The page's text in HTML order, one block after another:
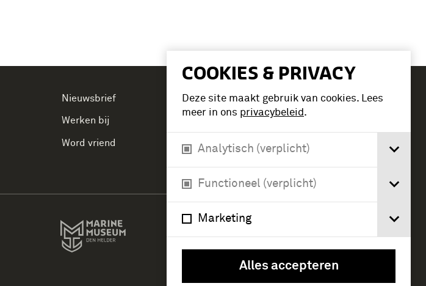
COOKIES & PRIVACY
Deze site maakt gebruik van cookies. Lees
meer in ons privacybeleid.
Analytisch (verplicht)
Functioneel (verplicht)
Marketing
Alles accepteren
Nieuwsbrief
Werken bij
Word vriend
Tickets
Verlengde Paltzerweg 1